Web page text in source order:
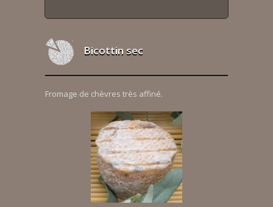
Bicottin sec
Fromage de chèvres très affiné.